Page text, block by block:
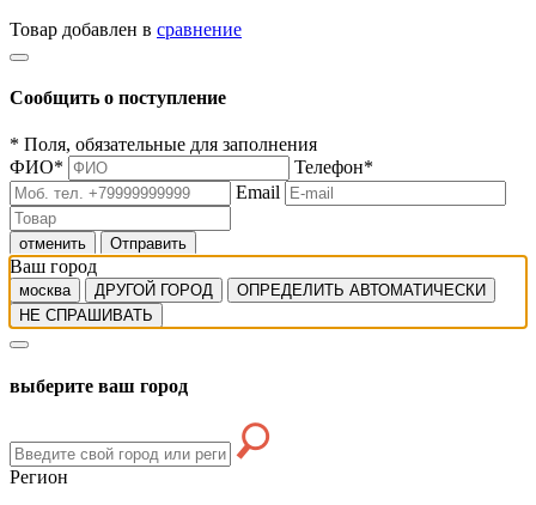
Товар добавлен в сравнение
Сообщить о поступление
* Поля, обязательные для заполнения
ФИО* Телефон*
Email
отменить Отправить
Ваш город
москва ДРУГОЙ ГОРОД
ОПРЕДЕЛИТЬ АВТОМАТИЧЕСКИ
НЕ СПРАШИВАТЬ
выберите ваш город
Регион